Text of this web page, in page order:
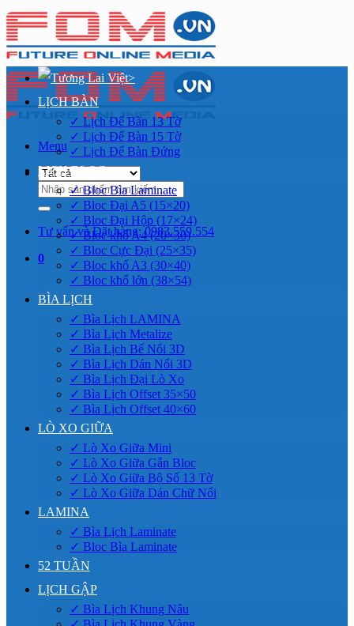
Bỏ
qua
nội
dung
Menu
Tìm
kiếm:
Tư vấn và Đặt hàng: 0983.559.554
0
>
LỊCH BÀN
✓ Lịch Để Bàn 13 Tờ
✓ Lịch Để Bàn 15 Tờ
✓ Lịch Để Bàn Đứng
LỊCH BLOC
✓ Bloc Bìa Laminate
✓ Bloc Đại A5 (15×20)
✓ Bloc Đại Hộp (17×24)
✓ Bloc khổ A4 (20×30)
✓ Bloc Cực Đại (25×35)
✓ Bloc khổ A3 (30×40)
✓ Bloc khổ lớn (38×54)
BÌA LỊCH
✓ Bìa Lịch LAMINA
✓ Bìa Lịch Metalize
✓ Bìa Lịch Bế Nổi 3D
✓ Bìa Lịch Dán Nổi 3D
✓ Bìa Lịch Đại Lò Xo
✓ Bìa Lịch Offset 35×50
✓ Bìa Lịch Offset 40×60
LÒ XO GIỮA
✓ Lò Xo Giữa Mini
✓ Lò Xo Giữa Gắn Bloc
✓ Lò Xo Giữa Bộ Số 13 Tờ
✓ Lò Xo Giữa Dán Chữ Nổi
LAMINA
✓ Bìa Lịch Laminate
✓ Bloc Bìa Laminate
52 TUẦN
LỊCH GẬP
✓ Bìa Lịch Khung Nâu